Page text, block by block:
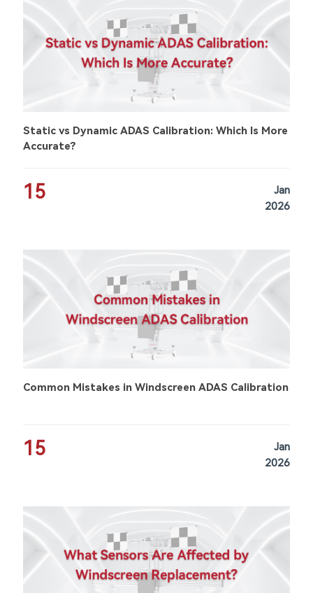
Static vs Dynamic ADAS Calibration: Which Is More
Accurate?
15
Jan
2026
Common Mistakes in Windscreen ADAS Calibration
15
Jan
2026